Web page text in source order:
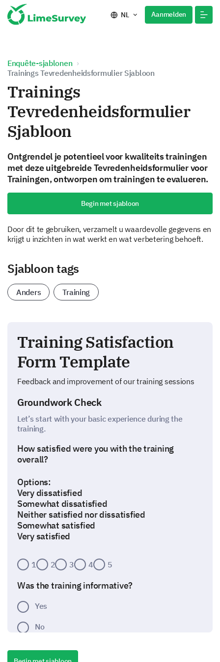
NL Aanmelden
Enquête-sjablonen
Trainings Tevredenheidsformulier Sjabloon
Trainings
Tevredenheidsformulier
Sjabloon
Ontgrendel je potentieel voor kwaliteits trainingen
met deze uitgebreide Tevredenheidsformulier voor
Trainingen, ontworpen om trainingen te evalueren.
Begin met sjabloon
Door dit te gebruiken, verzamelt u waardevolle gegevens en
krijgt u inzichten in wat werkt en wat verbetering behoeft.
Sjabloon tags
Anders Training
Training Satisfaction
Form Template
Feedback and improvement of our training sessions
Groundwork Check
Let’s start with your basic experience during the
training.
How satisfied were you with the training
overall?
Options:
Very dissatisfied
Somewhat dissatisfied
Neither satisfied nor dissatisfied
Somewhat satisfied
Very satisfied
1 2 3 4 5
Was the training informative?
Yes
No